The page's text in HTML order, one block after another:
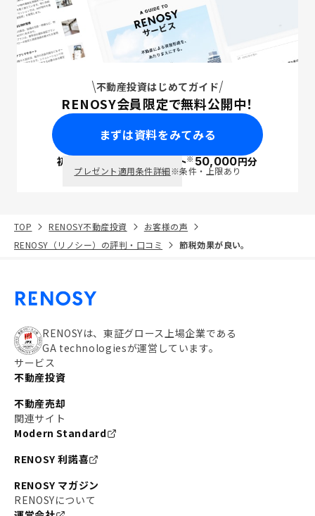
不動産投資はじめてガイド
RENOSY会員限定で無料公開中！
まずは資料をみてみる
初回面談で ポイント※50,000円分
プレゼント適用条件詳細※条件・上限あり
TOP RENOSY不動産投資
お客様の声
RENOSY（リノシー）の評判・口コミ
節税効果が良い。
RENOSYは、東証グロース上場企業である
GA technologiesが運営しています。
サービス
不動産投資
不動産売却
関連サイト
Modern Standard
RENOSY 利諾喜
RENOSY マガジン
RENOSYについて